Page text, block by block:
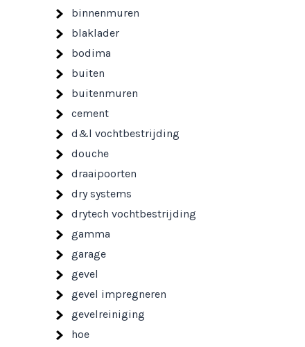
binnenmuren
blaklader
bodima
buiten
buitenmuren
cement
d&l vochtbestrijding
douche
draaipoorten
dry systems
drytech vochtbestrijding
gamma
garage
gevel
gevel impregneren
gevelreiniging
hoe